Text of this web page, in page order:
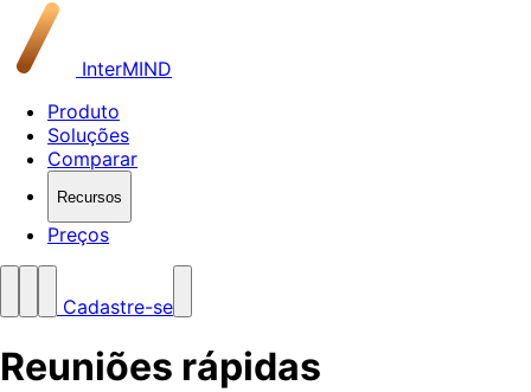
InterMIND
Produto
Soluções
Comparar
Recursos
Preços
Cadastre-se
Reuniões rápidas